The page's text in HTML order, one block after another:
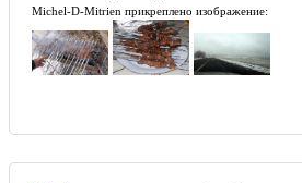
Michel-D-Mitrien прикреплено изображение: